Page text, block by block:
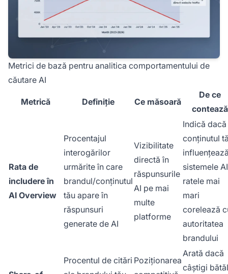
Metrici de bază pentru analitica comportamentului de
căutare AI
Metrică Definiție Ce măsoară
De ce
contează
Rata de
includere în
AI Overview
Procentajul
interogărilor
urmărite în care
brandul/conținutul
tău apare în
răspunsuri
generate de AI
Vizibilitate
directă în
răspunsurile
AI pe mai
multe
platforme
Indică dacă
conținutul
sistemele
ratele mai
mari
corelează
autoritatea
brandului
Procentul de citări Poziționarea
Arată dacă
câștigi